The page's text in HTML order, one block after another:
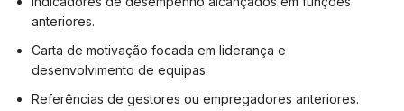
anteriores.
Carta de motivação focada em liderança e
desenvolvimento de equipas.
Referências de gestores ou empregadores anteriores.